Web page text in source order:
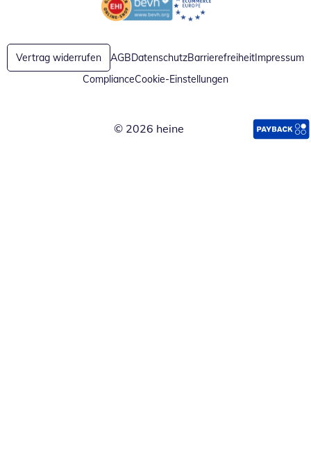
Öffnet in neuem FensterÖffnet in neuem Fenster
Vertrag widerrufen AGBDatenschutzBarrierefreiheitImpressum
ComplianceCookie-Einstellungen
© 2026 heine